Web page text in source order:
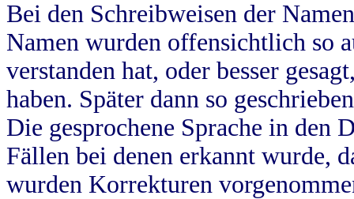
Bei den Schreibweisen der
Namen wurden offensichtlich so
verstanden hat, oder besser
haben. Später dann so
Die gesprochene Sprache in
Fällen bei denen erkannt wurde,
wurden Korrekturen